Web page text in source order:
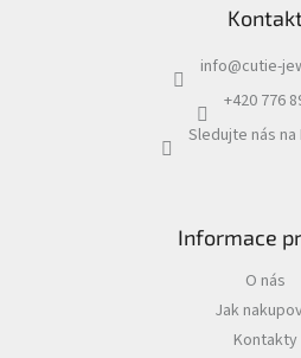
info@cutie-
+420 776
Sledujte nás
Informace
O nás
Jak
Kontakty